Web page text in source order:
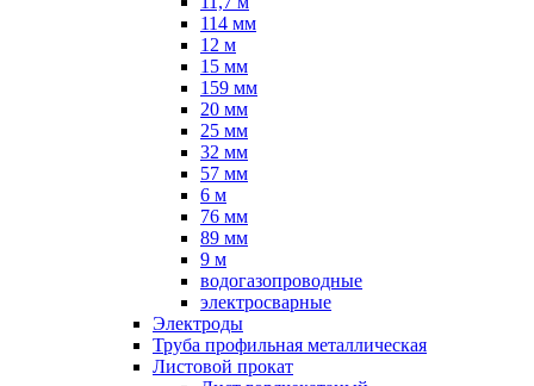
114 мм
12 м
15 мм
159 мм
20 мм
25 мм
32 мм
57 мм
6 м
76 мм
89 мм
9 м
водогазопроводные
электросварные
Электроды
Труба профильная металлическая
Листовой прокат